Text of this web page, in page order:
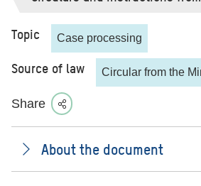
Topic Case processing
Source of law Circular from the
Share
About the document